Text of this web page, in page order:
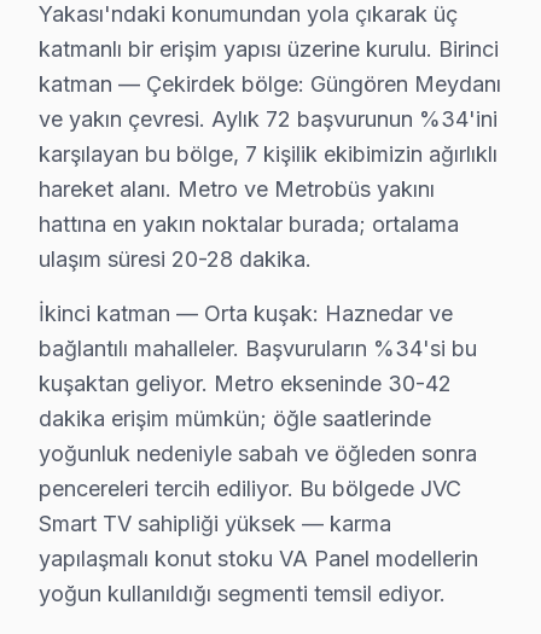
Güngören'da JVC Chip-Level Tamir Uzmanları
JVC ürünlerine hakim, sertifikalı teknisyen kadromuz
Ekibimizin farkı:
• Güngören'de OLED, QLED ve Mini-LED panel
• SMD lehimleme ve BGA reballing sertifikası
• Güngören'de JVC yazılım ve firmware uzmanı
• Güngören servisimizde binlerce başarılı onarım
• Her teknisyen sigortalı ve kayıtlı
Güngören'da bu cihaz televizyonunuzun tamirini
Güngören Genelinde JVC TV Tamir Ağı
Güngören ve yakın bölgelerde JVC TV servis
Kapsama alanımız:
• Güngören tüm semtler ve mahalleler
• Bitişik ilçelere servis erişimi
Yakası'ndaki konumundan yola çıkarak üç
katmanlı bir erişim yapısı üzerine kurulu. Birinci
katman — Çekirdek bölge: Güngören Meydanı
ve yakın çevresi. Aylık 72 başvurunun %34'ini
karşılayan bu bölge, 7 kişilik ekibimizin ağırlıklı
hareket alanı. Metro ve Metrobüs yakını
hattına en yakın noktalar burada; ortalama
ulaşım süresi 20-28 dakika.
İkinci katman — Orta kuşak: Haznedar ve
bağlantılı mahalleler. Başvuruların %34'si bu
kuşaktan geliyor. Metro ekseninde 30-42
dakika erişim mümkün; öğle saatlerinde
yoğunluk nedeniyle sabah ve öğleden sonra
pencereleri tercih ediliyor. Bu bölgede JVC
Smart TV sahipliği yüksek — karma
yapılaşmalı konut stoku VA Panel modellerin
yoğun kullanıldığı segmenti temsil ediyor.